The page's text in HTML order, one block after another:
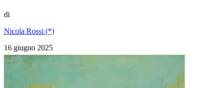
di
Nicola Rossi (*)
16 giugno 2025